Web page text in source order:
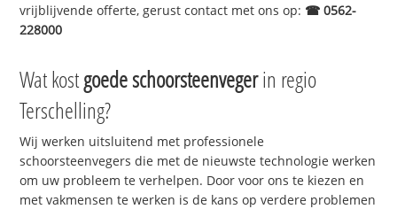
vrijblijvende offerte, gerust contact met ons op: ☎ 0562-
228000
Wat kostgoede schoorsteenvegerin regio
Terschelling?
Wij werken uitsluitend met professionele
schoorsteenvegers die met de nieuwste technologie werken
om uw probleem te verhelpen. Door voor ons te kiezen en
met vakmensen te werken is de kans op verdere problemen